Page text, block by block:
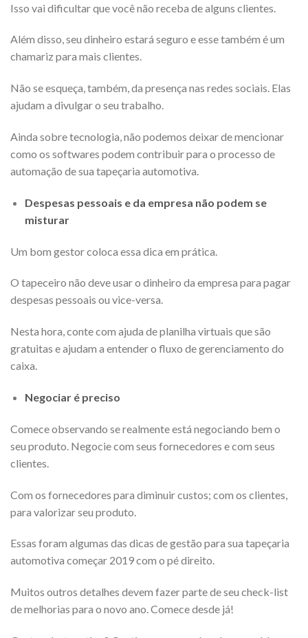
Isso vai dificultar que você não receba de alguns clientes.
Além disso, seu dinheiro estará seguro e esse também é um
chamariz para mais clientes.
Não se esqueça, também, da presença nas redes sociais. Elas
ajudam a divulgar o seu trabalho.
Ainda sobre tecnologia,não podemos deixar de mencionar
como os softwares podem contribuir para o processo de
automação de sua tapeçaria automotiva.
Despesas pessoais e da empresa não podem se
misturar
Um bom gestor coloca essa dica em prática.
O tapeceiro não deve usar o dinheiro da empresa para pagar
despesas pessoais ou vice-versa.
Nesta hora, conte com ajuda de planilha virtuais que são
gratuitas e ajudam a entender o fluxo de gerenciamento do
caixa.
Negociar é preciso
Comece observando se realmente está negociando bem o
seu produto. Negocie com seus fornecedores e com seus
clientes.
Com os fornecedores para diminuir custos; com os clientes,
para valorizar seu produto.
Essas foram algumas das dicas de gestão para sua tapeçaria
automotiva começar 2019 com o pé direito.
Muitos outros detalhes devem fazer parte de seu check-list
de melhorias para o novo ano. Comece desde já!